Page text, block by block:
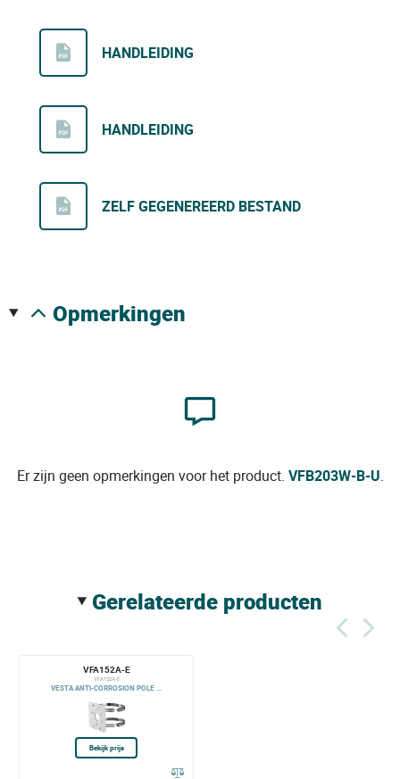
HANDLEIDING
HANDLEIDING
ZELF GEGENEREERD BESTAND
opmerkingen
Er zijn geen opmerkingen voor het product. VFB203W-B-U.
gerelateerde producten
VFA152A-E
VFA152A-E
VESTA ANTI-CORROSION POLE ...
Bekijk prijs